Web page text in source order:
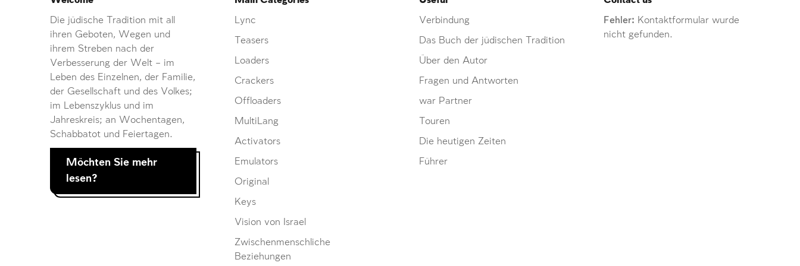
Fehler: Kontaktformular wurde
nicht gefunden.
Verbindung
Das Buch der jüdischen Tradition
Über den Autor
Fragen und Antworten
war Partner
Touren
Die heutigen Zeiten
Führer
Lync
Teasers
Loaders
Crackers
Offloaders
MultiLang
Activators
Emulators
Original
Keys
Vision von Israel
Zwischenmenschliche
Beziehungen
Die jüdische Tradition mit all
ihren Geboten, Wegen und
ihrem Streben nach der
Verbesserung der Welt – im
Leben des Einzelnen, der Familie,
der Gesellschaft und des Volkes;
im Lebenszyklus und im
Jahreskreis; an Wochentagen,
Schabbatot und Feiertagen.
Möchten Sie mehr
lesen?